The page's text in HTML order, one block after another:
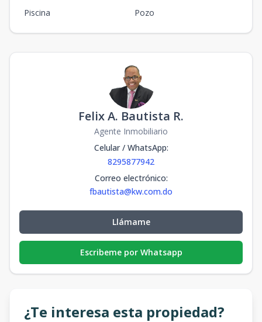
Piscina
Pozo
Felix A. Bautista R.
Agente Inmobiliario
Celular / WhatsApp:
8295877942
Correo electrónico:
fbautista@kw.com.do
Llámame
Escribeme por Whatsapp
¿Te interesa esta propiedad?